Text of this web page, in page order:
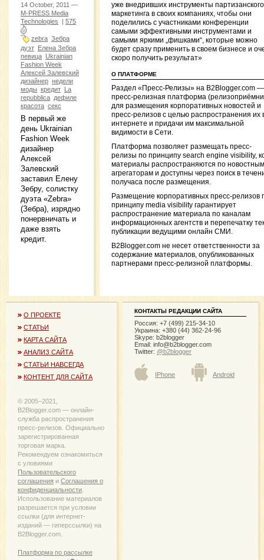
14 October, 2011 —
M-PRESS Media
Technologies | 575
zebra Зебра
дуэт Елена Зебра
певица Ukrainian
Fashion Week
Алексей Залевский
дизайнер недели
моды кредит La
repubblica дефиле
красота секс
В первый же
день Ukrainian
Fashion Week
дизайнер
Алексей
Залевский
заставил Елену
Зебру, солистку
дуэта «Zebra»
(Зебра), изрядно
понервничать и
даже взять
кредит.
уже внедривших инструменты партизанского
маркетинга в своих компаниях, чтобы они
поделились с участниками конференции
самыми эффективными инструментами и
самыми яркими „фишками“, которые можно
будет сразу применить в своем бизнесе и
скоро получить результат»
О ПЛАТФОРМЕ
Раздел «Пресс-Релизы» на B2Blogger.com —
пресс-релизная платформа
для размещения корпоративных новостей и
пресс-релизов с целью распространения их
интернете и придачи им максимальной
видимости в Сети.
Платформа позволяет размещать пресс-
релизы по принципу search engine visibility,
материалы распространяются по новостным
агрегаторам и доступны через поиск в
получаса после размещения.
Размещение корпоративных пресс-релизов
принципу media visibility гарантирует
распространение материала по каналам
информационных агентств и перепечатку
публикации ведущими онлайн СМИ.
B2Blogger.com не несет ответственности за
содержание материалов, опубликованных
партнерами пресс-релизной платформы.
О ПРОЕКТЕ
СТАТЬИ
КАРТА САЙТА
АНАЛИЗ САЙТА
СТАТЬИ НАВСЕГДА
КОНТЕНТ ДЛЯ САЙТА
© 2005−2021,
B2Blogger.com — онлайн-
служба распространения
пресс-релизов. Официально
зарегистрированная
торговая марка.
Рекомендуем ознакомиться
с уловиями
Пользовательского
соглашения и Соглашения о
конфиденциальности
Использование материалов
разрешается при условии
ссылки (для интернет-
изданий — гиперссылки) на
B2Blogger.com.
Платформа по рассылке
КОНТАКТЫ РЕДАКЦИИ САЙТА
Россия: +7 (499) 215-34-10
Украина: +380 (44) 362-24-96
Skype: b2blogger
Email: info@b2blogger.com
Twitter: @b2blogger
IPhone Android